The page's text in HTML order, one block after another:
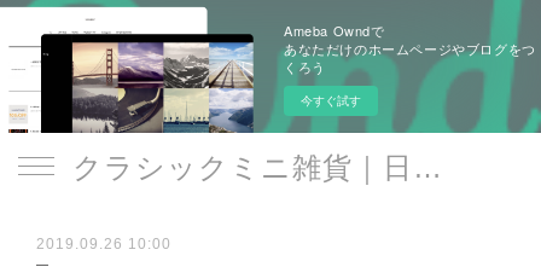
Ameba Owndで
あなただけのホームページやブログをつ
くろう
今すぐ試す
クラシックミニ雑貨｜日遊品 トミー1号2号
2019.09.26 10:00